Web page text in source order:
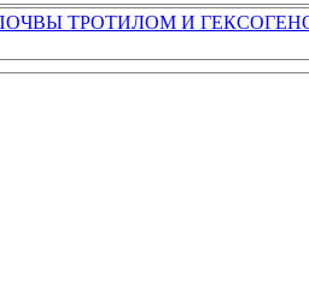
ТРОТИЛОМ И ГЕКСОГЕНОМ